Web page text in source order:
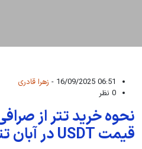
06:51 16/09/2025 -
زهرا قادری
0 نظر
نحوه خرید تتر از
قیمت USDT در آبان تتر